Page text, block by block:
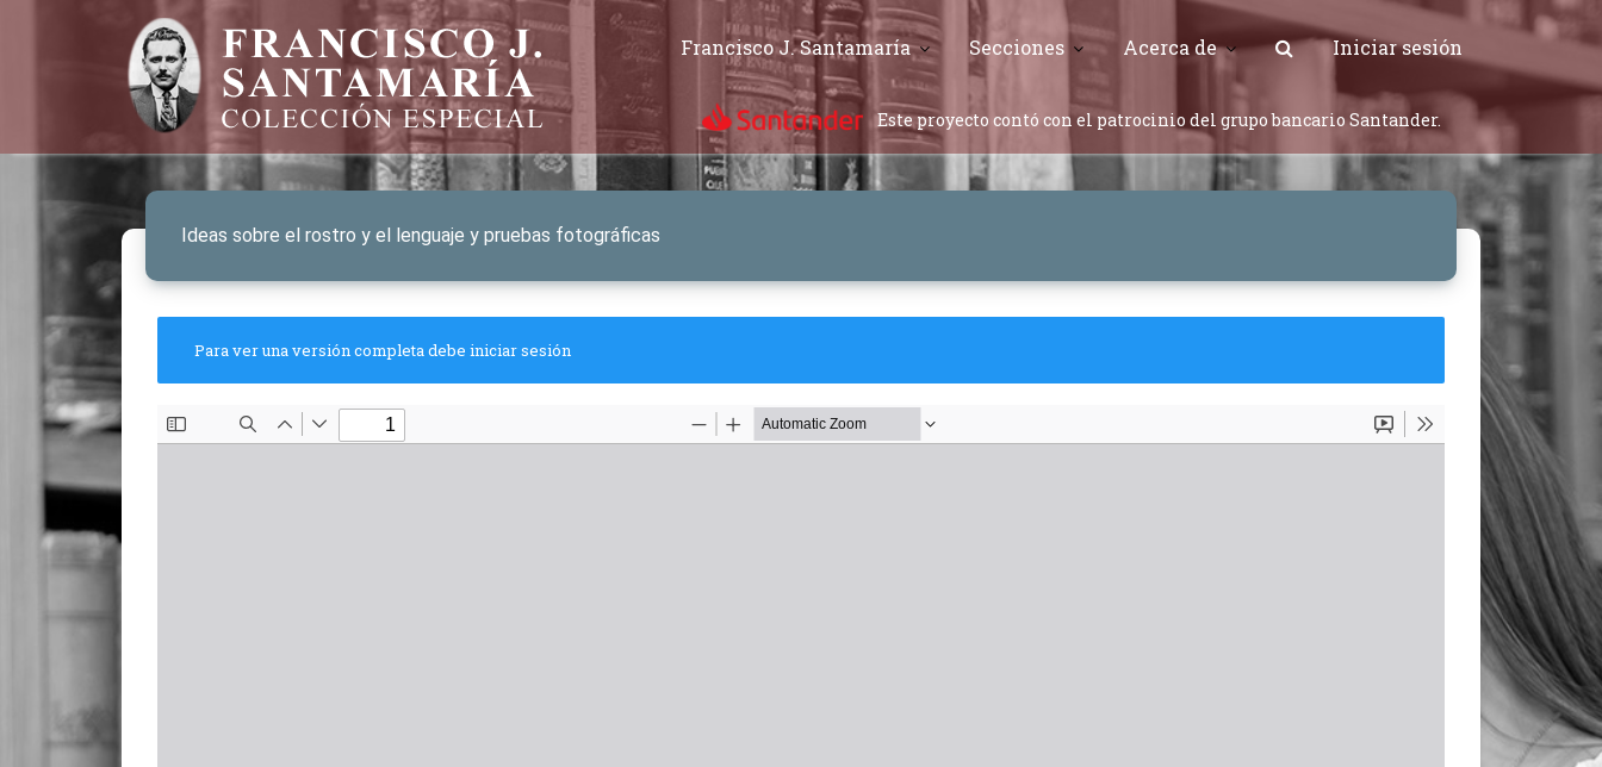
Francisco J. Santamaría Secciones Acerca de Iniciar sesión
Este proyecto contó con el patrocinio del grupo bancario Santander.
Ideas sobre el rostro y el lenguaje y pruebas fotográficas
Para ver una versión completa debe iniciar sesión